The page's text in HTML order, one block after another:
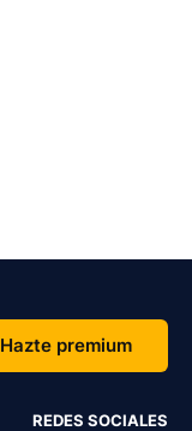
Hazte premium
REDES SOCIALES